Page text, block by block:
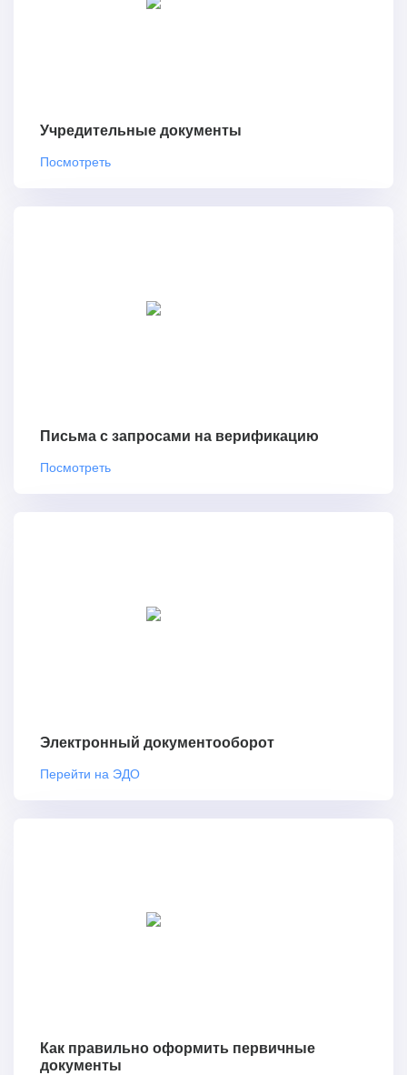
Учредительные документы
Посмотреть
Письма с запросами на верификацию
Посмотреть
Электронный документооборот
Перейти на ЭДО
Как правильно оформить первичные
документы